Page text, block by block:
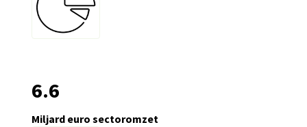
6.6
Miljard euro sectoromzet